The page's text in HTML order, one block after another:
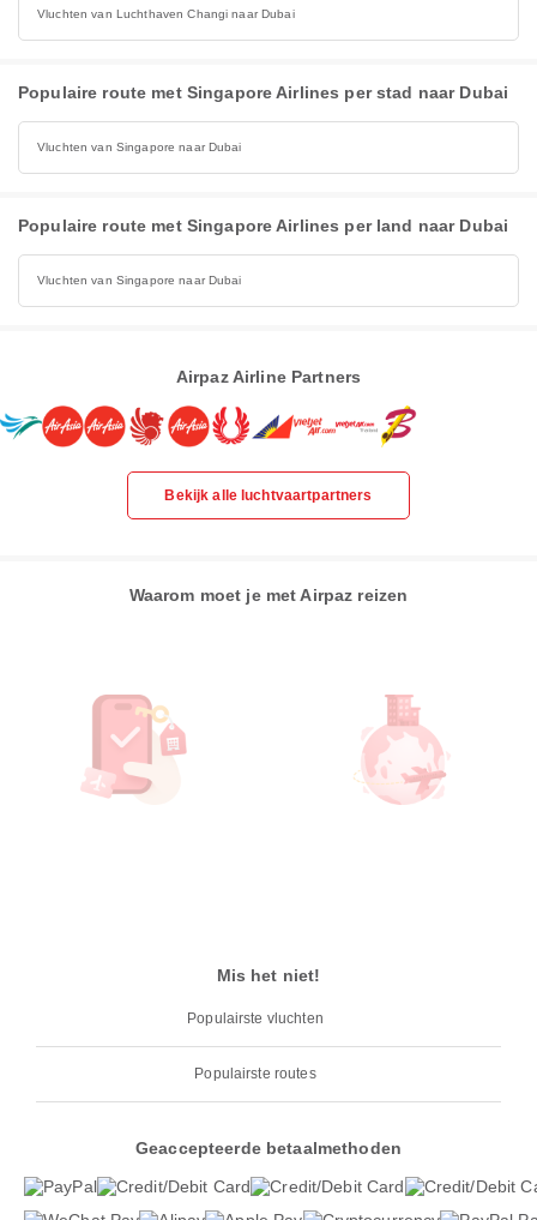
Vluchten van Luchthaven Changi naar Dubai
Populaire route met Singapore Airlines per stad naar Dubai
Vluchten van Singapore naar Dubai
Populaire route met Singapore Airlines per land naar Dubai
Vluchten van Singapore naar Dubai
Airpaz Airline Partners
Bekijk alle luchtvaartpartners
Waarom moet je met Airpaz reizen
Mis het niet!
Populairste vluchten
Populairste routes
Geaccepteerde betaalmethoden